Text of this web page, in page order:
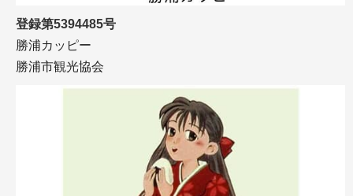
登録第5394485号
勝浦カッピー
勝浦市観光協会